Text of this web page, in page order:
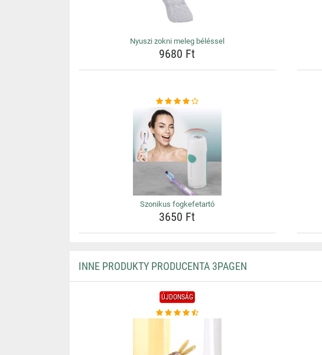
Nyuszi zokni meleg béléssel
9680 Ft
Szonikus fogkefetartó
3650 Ft
INNE PRODUKTY PRODUCENTA 3PAGEN
ÚJDONSÁG